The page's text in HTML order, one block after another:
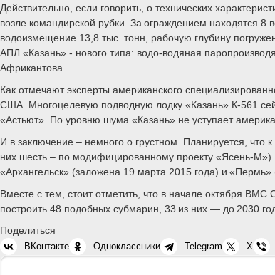
Действительно, если говорить, о технических
возле командирской рубки. За ограждением находятся
водоизмещение 13,8 тыс. тонн, рабочую глубину
АПЛ «Казань» - нового типа: водо-водяная
Африкантова.
Как отмечают эксперты американского
США. Многоцелевую подводную лодку «Казань» К-561
«Астьют». По уровню шума «Казань» не уступает
И в заключение – немного о грустном. Планируется,
них шесть – по модифицированному проекту «Ясень-
«Архангельск» (заложена 19 марта 2015 года) и
Вместе с тем, стоит отметить, что в начале октября
построить 48 подобных субмарин, 33 из них — до 2030
Поделиться
ВКонтакте Одноклассники Telegram X